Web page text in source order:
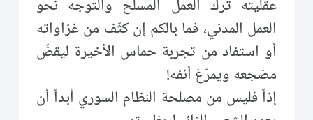
عقليته ترك العمل المسلح والتوجه نحو
العمل المدني، فما بالكم إن كثّف من غزاواته
أو استفاد من تجربة حماس الأخيرة ليقضّ
مضجعه ويمرّغ أنفه!
إذاً فليس من مصلحة النظام السوري أبداً أن